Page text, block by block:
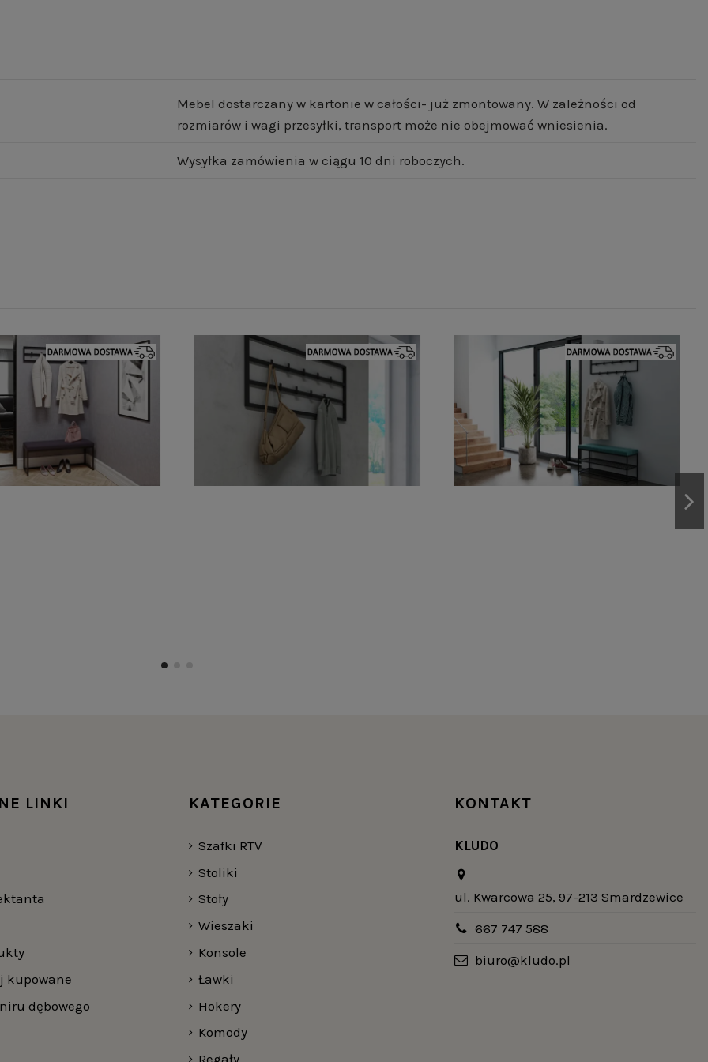
Mebel dostarczany w kartonie w całości- już zmontowany. W zależności od
rozmiarów i wagi przesyłki, transport może nie obejmować wniesienia.
Wysyłka zamówienia w ciągu 10 dni roboczych.
LINKI
kupowane
dębowego
KATEGORIE
Szafki RTV
Stoliki
Stoły
Wieszaki
Konsole
Ławki
Hokery
Komody
KONTAKT
KLUDO
ul. Kwarcowa 25, 97-213 Smardzewice
667 747 588
biuro@kludo.pl